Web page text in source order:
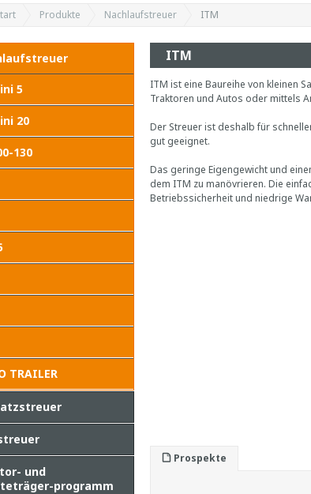
Produkte Nachlaufstreuer ITM
5
20
130
TRAILER
und
programm
ITM
ITM ist eine Baureihe von kleinen
Traktoren und Autos oder mittels
Der Streuer ist deshalb für
gut geeignet.
Das geringe Eigengewicht und
dem ITM zu manövrieren. Die
Betriebssicherheit und niedrige
Prospekte